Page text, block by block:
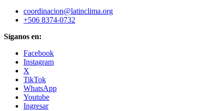
coordinacion@latinclima.org
+506 8374-0732
Síganos en:
Facebook
Instagram
X
TikTok
WhatsApp
Youtube
Ingresar